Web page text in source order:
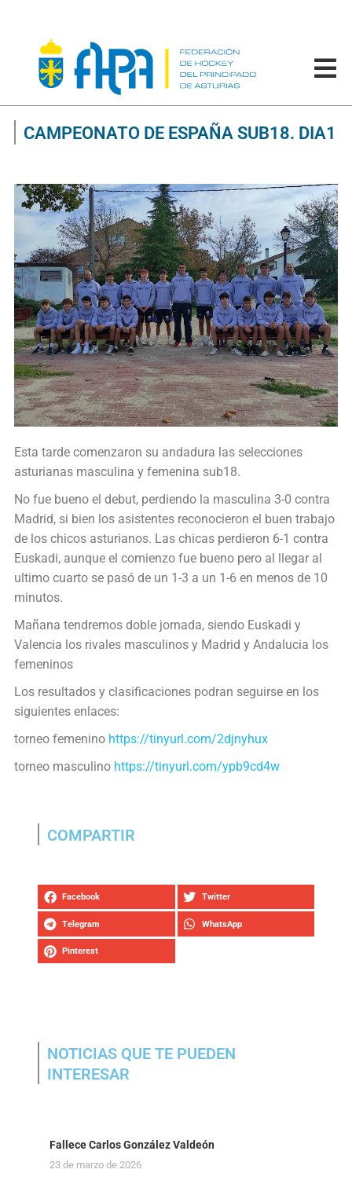
CAMPEONATO DE ESPAÑA SUB18. DIA1
Esta tarde comenzaron su andadura las selecciones
asturianas masculina y femenina sub18.
No fue bueno el debut, perdiendo la masculina 3-0 contra
Madrid, si bien los asistentes reconocieron el buen trabajo
de los chicos asturianos. Las chicas perdieron 6-1 contra
Euskadi, aunque el comienzo fue bueno pero al llegar al
ultimo cuarto se pasó de un 1-3 a un 1-6 en menos de 10
minutos.
Mañana tendremos doble jornada, siendo Euskadi y
Valencia los rivales masculinos y Madrid y Andalucia los
femeninos
Los resultados y clasificaciones podran seguirse en los
siguientes enlaces:
torneo femenino https://tinyurl.com/2djnyhux
torneo masculino https://tinyurl.com/ypb9cd4w
COMPARTIR
Facebook Twitter
Telegram WhatsApp
Pinterest
NOTICIAS QUE TE PUEDEN
INTERESAR
Fallece Carlos González Valdeón
23 de marzo de 2026